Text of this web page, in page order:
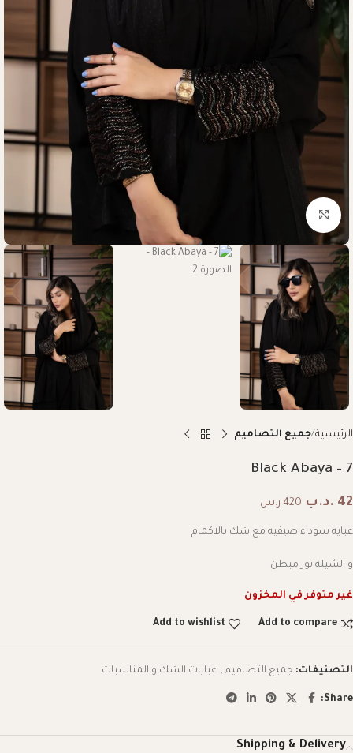
Click to enlarge
الرئيسية جميع التصاميم
Black Abaya – 7
42 .د.ب 420 ر.س
عبايه سوداء صيفيه مع شك بالاكمام
و الشيله تور مبطن
غير متوفر في المخزون
Add to compare
Add to wishlist
التصنيفات: جميع التصاميم , عبايات الشك و المناسبات
Share:
Shipping & Delivery